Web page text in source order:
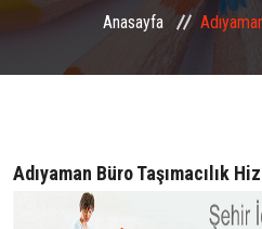
Anasayfa
Adıyaman Büro Taşımacılık